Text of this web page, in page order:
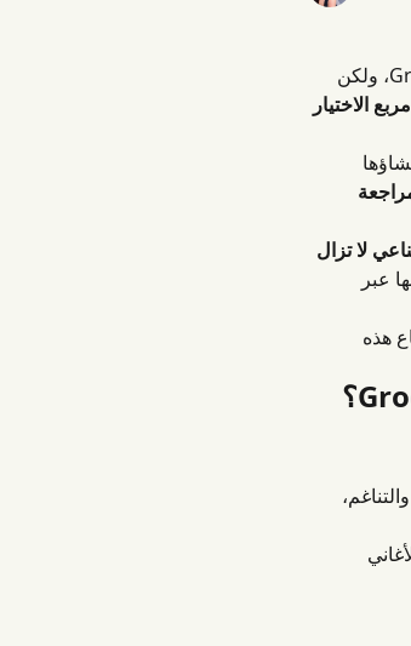
نعم، يمكنك مشاركة الموسيقى التي تم إنشاؤها بواسطة الذكاء الاصطناعي على Groover، ولكن
الاختيار
لا تزال
عبر
هذه